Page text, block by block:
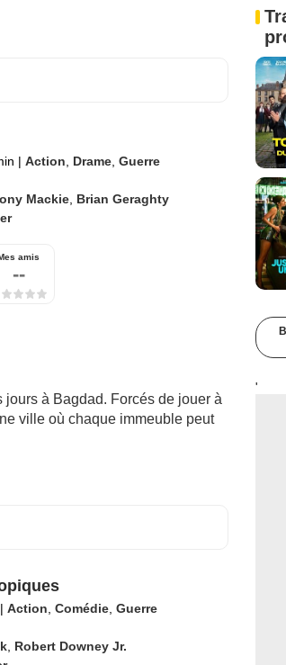
| Action Drame, Guerre
Mackie, Brian Geraghty
amis
--
à Bagdad. Forcés de jouer à
ville où chaque immeuble peut
| Action Comédie, Guerre
, Robert Downey Jr.
'